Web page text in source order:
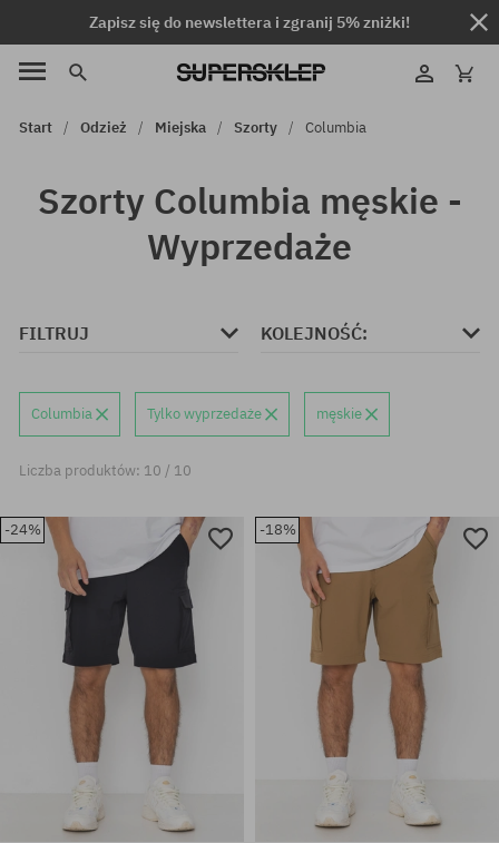
Zapisz się do newslettera i zgranij 5% zniżki!
Start Odzież Miejska Szorty Columbia
Szorty Columbia męskie -
Wyprzedaże
FILTRUJ KOLEJNOŚĆ:
Columbia Tylko wyprzedaże męskie
Liczba produktów: 10 / 10
-24% -18%